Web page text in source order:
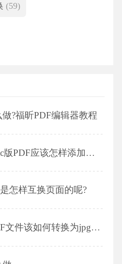
(59)
?福昕PDF编辑器教程
应该怎样添加图片?
怎样互换页面的呢?
该如何转换为jpg图片呢?